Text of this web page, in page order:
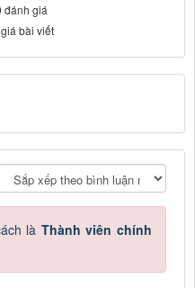
đánh giá
bài viết
là Thành viên chính